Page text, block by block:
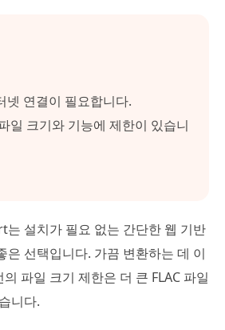
넷 연결이 필요합니다.
일 크기와 기능에 제한이 있습니
설치가 필요 없는 간단한 웹 기반
은 선택입니다. 가끔 변환하는 데 이
파일 크기 제한은 더 큰 FLAC 파일
니다.